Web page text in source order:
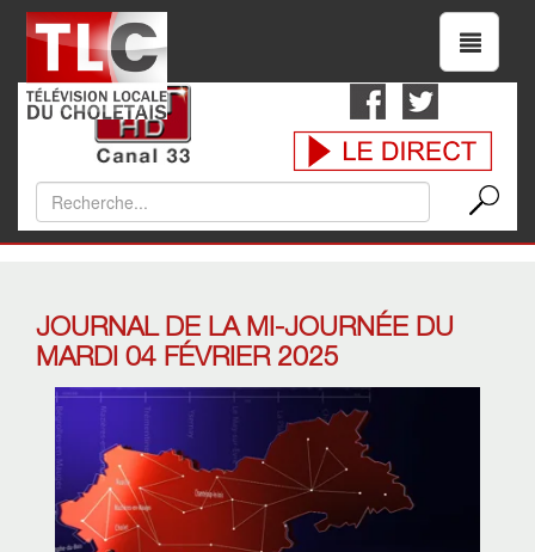
JOURNAL DE LA MI-JOURNÉE DU
MARDI 04 FÉVRIER 2025